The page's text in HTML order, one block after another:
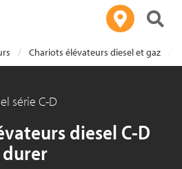
Chariots élévateurs diesel et gaz
série C-D
diesel C-D